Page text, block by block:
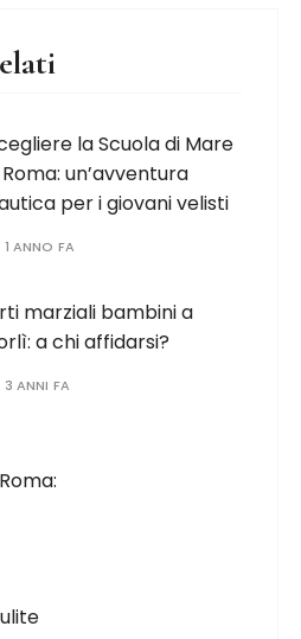
la Scuola di Mare
un’avventura
per i giovani velisti
1 ANNO FA
marziali bambini a
a chi affidarsi?
3 ANNI FA